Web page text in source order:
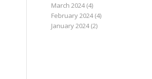
March 2024(4)
February 2024(4)
January 2024(2)